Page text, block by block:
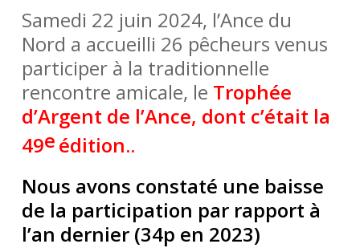
Samedi 22 juin 2024, l’Ance du
Nord a accueilli 26 pêcheurs venus
participer à la traditionnelle
rencontre amicale, le Trophée
d’Argent de l’Ance, dont c’était la
49eédition..
Nous avons constaté une baisse
de la participation par rapport à
l’an dernier (34p en 2023)